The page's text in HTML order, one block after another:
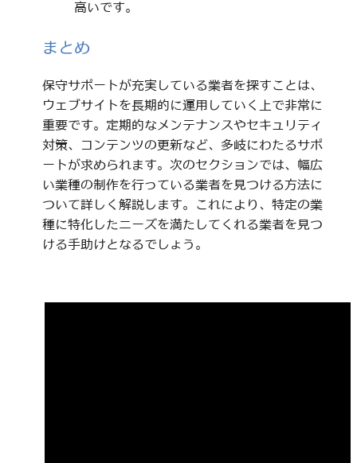
高いです。
まとめ
保守サポートが充実している業者を探すことは、
ウェブサイトを長期的に運用していく上で非常に
重要です。定期的なメンテナンスやセキュリティ
対策、コンテンツの更新など、多岐にわたるサポ
ートが求められます。次のセクションでは、幅広
い業種の制作を行っている業者を見つける方法に
ついて詳しく解説します。これにより、特定の業
種に特化したニーズを満たしてくれる業者を見つ
ける手助けとなるでしょう。